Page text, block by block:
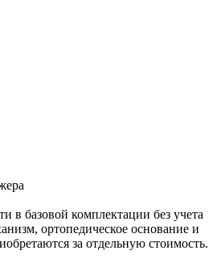
в базовой комплектации без учета
ортопедическое основание и
за отдельную стоимость.